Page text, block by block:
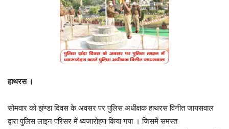
हाथरस ।
सोमवार को झंण्डा दिवस के अवसर पर पुलिस अधीक्षक हाथरस विनीत जायसवाल
द्वारा पुलिस लाइन परिसर में ध्वजारोहण किया गया । जिसमें समस्त